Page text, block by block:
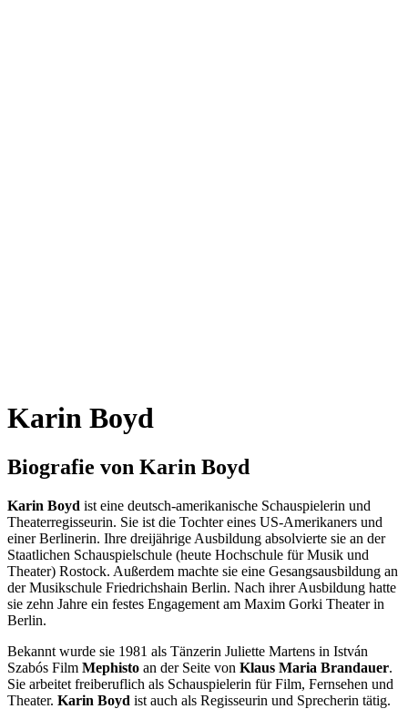
Karin Boyd
Biografie von Karin Boyd
Karin Boyd ist eine deutsch-amerikanische Schauspielerin und
Theaterregisseurin. Sie ist die Tochter eines US-Amerikaners und
einer Berlinerin. Ihre dreijährige Ausbildung absolvierte sie an der
Staatlichen Schauspielschule (heute Hochschule für Musik und
Theater) Rostock. Außerdem machte sie eine Gesangsausbildung an
der Musikschule Friedrichshain Berlin. Nach ihrer Ausbildung hatte
sie zehn Jahre ein festes Engagement am Maxim Gorki Theater in
Berlin.
Bekannt wurde sie 1981 als Tänzerin Juliette Martens in István
Szabós Film Mephisto an der Seite von Klaus Maria Brandauer.
Sie arbeitet freiberuflich als Schauspielerin für Film, Fernsehen und
Theater. Karin Boyd ist auch als Regisseurin und Sprecherin tätig.